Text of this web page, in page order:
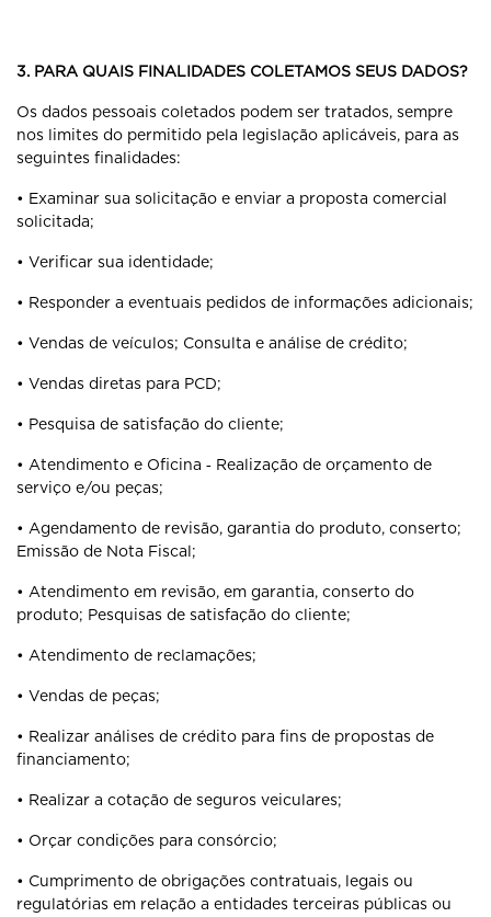
3. PARA QUAIS FINALIDADES COLETAMOS SEUS DADOS?
Os dados pessoais coletados podem ser tratados, sempre
nos limites do permitido pela legislação aplicáveis, para as
seguintes finalidades:
• Examinar sua solicitação e enviar a proposta comercial
solicitada;
• Verificar sua identidade;
• Responder a eventuais pedidos de informações adicionais;
• Vendas de veículos; Consulta e análise de crédito;
• Vendas diretas para PCD;
• Pesquisa de satisfação do cliente;
• Atendimento e Oficina ‐ Realização de orçamento de
serviço e/ou peças;
• Agendamento de revisão, garantia do produto, conserto;
Emissão de Nota Fiscal;
• Atendimento em revisão, em garantia, conserto do
produto; Pesquisas de satisfação do cliente;
• Atendimento de reclamações;
• Vendas de peças;
• Realizar análises de crédito para fins de propostas de
financiamento;
• Realizar a cotação de seguros veiculares;
• Orçar condições para consórcio;
• Cumprimento de obrigações contratuais, legais ou
regulatórias em relação a entidades terceiras públicas ou